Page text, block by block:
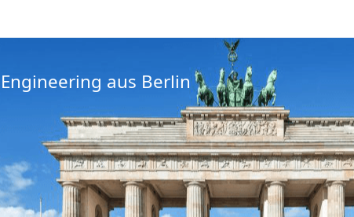
Engineering aus Berlin